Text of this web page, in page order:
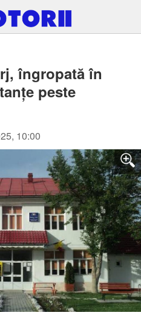
îngropată în
peste
10:00